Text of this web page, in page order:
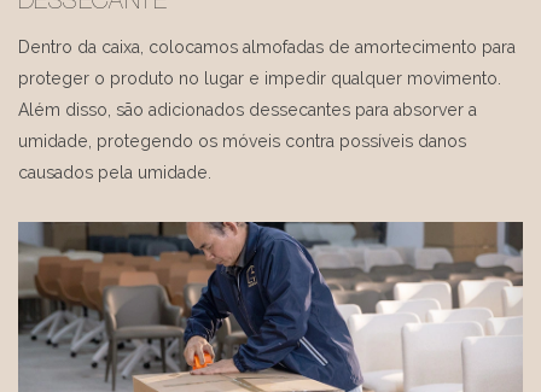
Dentro da caixa, colocamos almofadas de amortecimento para
proteger o produto no lugar e impedir qualquer movimento.
Além disso, são adicionados dessecantes para absorver a
umidade, protegendo os móveis contra possíveis danos
causados ​​pela umidade.